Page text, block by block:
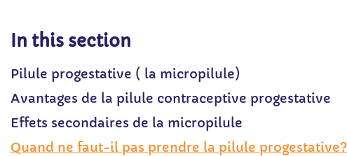
In this section
Pilule progestative ( la micropilule)
Avantages de la pilule contraceptive progestative
Effets secondaires de la micropilule
Quand ne faut-il pas prendre la pilule progestative?